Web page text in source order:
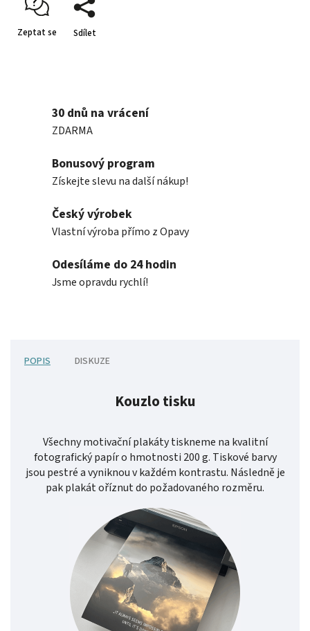
Zeptat se Sdílet
30 dnů na vrácení
ZDARMA
Bonusový program
Získejte slevu na další nákup!
Český výrobek
Vlastní výroba přímo z Opavy
Odesíláme do 24 hodin
Jsme opravdu rychlí!
POPIS DISKUZE
Kouzlo tisku
Všechny motivační plakáty tiskneme na kvalitní
fotografický papír o hmotnosti 200 g. Tiskové barvy
jsou pestré a vyniknou v každém kontrastu. Následně je
pak plakát oříznut do požadovaného rozměru.